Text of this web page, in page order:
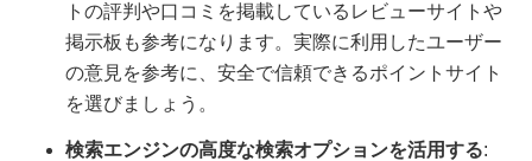
トの評判や口コミを掲載しているレビューサイトや
掲示板も参考になります。実際に利用したユーザー
の意見を参考に、安全で信頼できるポイントサイト
を選びましょう。
検索エンジンの高度な検索オプションを活用する: